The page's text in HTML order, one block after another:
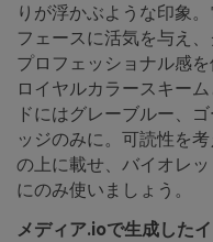
りが浮かぶような印象
フェースに活気を与え
プロフェッショナル感
ロイヤルカラースキー
ドにはグレーブルー、
ッジのみに。可読性を
の上に載せ、バイオレ
にのみ使いましょう。
メディア.ioで生成した